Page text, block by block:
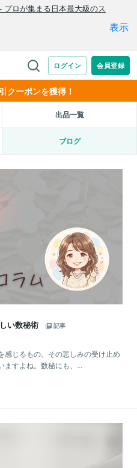
クーポンを獲得！
出品一覧
ブログ
い数秘術
記事
感じるもの。その悲しみの受け止め
ますよね。数秘にも、...